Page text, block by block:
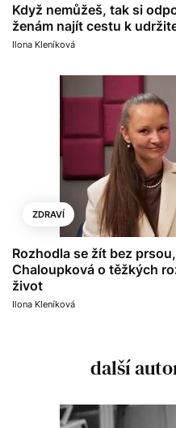
Když nemůžeš, tak si
ženám najít cestu k
Ilona Kleníková
ZDRAVÍ
Rozhodla se žít bez
Chaloupková o těžkých
život
Ilona Kleníková
další